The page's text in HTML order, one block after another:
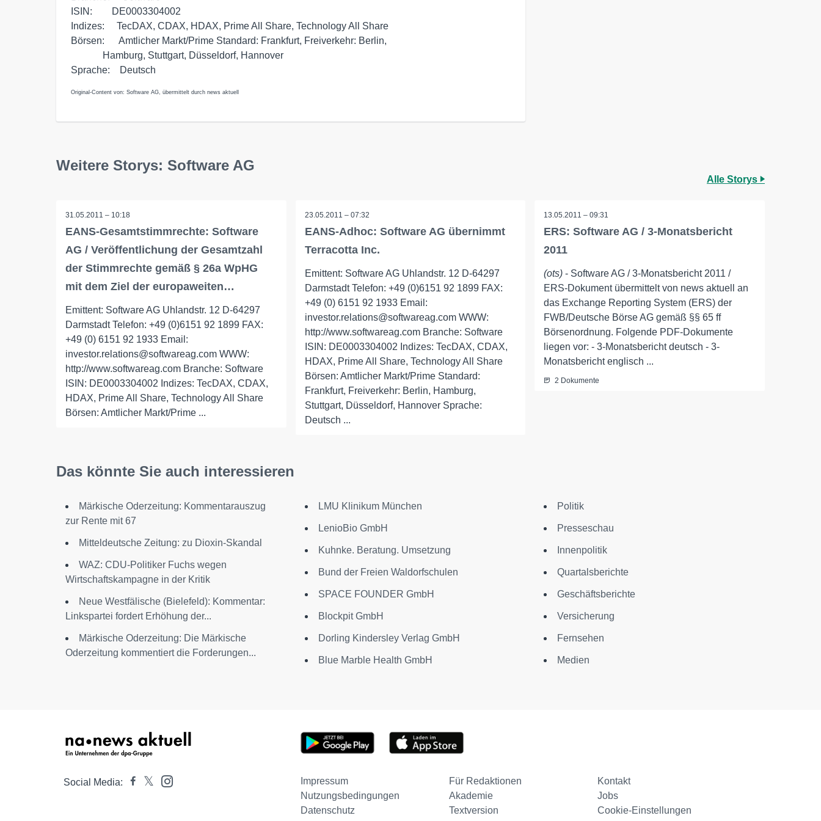
ISIN:        DE0003304002
Indizes:     TecDAX, CDAX, HDAX, Prime All Share, Technology All Share
Börsen:      Amtlicher Markt/Prime Standard: Frankfurt, Freiverkehr: Berlin,
Original-Content von: Software AG, übermittelt durch news aktuell
Weitere Storys: Software AG
Alle Storys
31.05.2011 – 10:18
EANS-Gesamtstimmrechte: Software
AG / Veröffentlichung der Gesamtzahl
der Stimmrechte gemäß § 26a WpHG
mit dem Ziel der europaweiten…
Emittent: Software AG Uhlandstr. 12 D-64297
Darmstadt Telefon: +49 (0)6151 92 1899 FAX:
+49 (0) 6151 92 1933 Email:
investor.relations@softwareag.com WWW:
http://www.softwareag.com Branche: Software
ISIN: DE0003304002 Indizes: TecDAX, CDAX,
HDAX, Prime All Share, Technology All Share
Börsen: Amtlicher Markt/Prime ...
23.05.2011 – 07:32
EANS-Adhoc: Software AG übernimmt
Terracotta Inc.
Emittent: Software AG Uhlandstr. 12 D-64297
Darmstadt Telefon: +49 (0)6151 92 1899 FAX:
+49 (0) 6151 92 1933 Email:
investor.relations@softwareag.com WWW:
http://www.softwareag.com Branche: Software
ISIN: DE0003304002 Indizes: TecDAX, CDAX,
HDAX, Prime All Share, Technology All Share
Börsen: Amtlicher Markt/Prime Standard:
Frankfurt, Freiverkehr: Berlin, Hamburg,
Stuttgart, Düsseldorf, Hannover Sprache:
Deutsch ...
13.05.2011 – 09:31
ERS: Software AG / 3-Monatsbericht
2011
(ots) - Software AG / 3-Monatsbericht 2011 /
ERS-Dokument übermittelt von news aktuell an
das Exchange Reporting System (ERS) der
FWB/Deutsche Börse AG gemäß §§ 65 ff
Börsenordnung. Folgende PDF-Dokumente
liegen vor: - 3-Monatsbericht deutsch - 3-
Monatsbericht englisch ...
2 Dokumente
Das könnte Sie auch interessieren
Märkische Oderzeitung: Kommentarauszug
zur Rente mit 67
Mitteldeutsche Zeitung: zu Dioxin-Skandal
WAZ: CDU-Politiker Fuchs wegen
Wirtschaftskampagne in der Kritik
Neue Westfälische (Bielefeld): Kommentar:
Linkspartei fordert Erhöhung der...
Märkische Oderzeitung: Die Märkische
Oderzeitung kommentiert die Forderungen...
LMU Klinikum München
LenioBio GmbH
Kuhnke. Beratung. Umsetzung
Bund der Freien Waldorfschulen
SPACE FOUNDER GmbH
Blockpit GmbH
Dorling Kindersley Verlag GmbH
Blue Marble Health GmbH
Politik
Presseschau
Innenpolitik
Quartalsberichte
Geschäftsberichte
Versicherung
Fernsehen
Medien
Social Media: Impressum Für Redaktionen
Kontakt
Nutzungsbedingungen
Akademie
Jobs
Datenschutz
Textversion
Cookie-Einstellungen